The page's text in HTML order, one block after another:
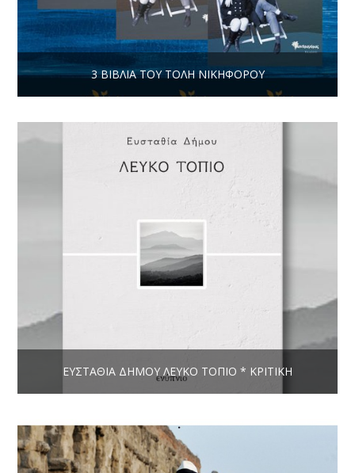
3 ΒΙΒΛΊΑ ΤΟΥ ΤΌΛΗ ΝΙΚΗΦΌΡΟΥ
ΕΥΣΤΑΘΊΑ ΔΉΜΟΥ ΛΕΥΚΟ ΤΟΠΙΟ * ΚΡΙΤΙΚΉ